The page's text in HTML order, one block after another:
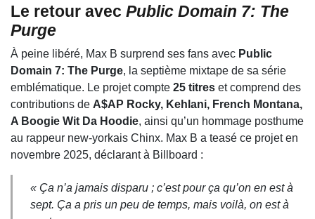
Le retour avec Public Domain 7: The
Purge
À peine libéré, Max B surprend ses fans avec Public
Domain 7: The Purge, la septième mixtape de sa série
emblématique. Le projet compte 25 titres et comprend des
contributions de A$AP Rocky, Kehlani, French Montana,
A Boogie Wit Da Hoodie, ainsi qu’un hommage posthume
au rappeur new-yorkais Chinx. Max B a teasé ce projet en
novembre 2025, déclarant à Billboard :
« Ça n’a jamais disparu ; c’est pour ça qu’on en est à
sept. Ça a pris un peu de temps, mais voilà, on est à